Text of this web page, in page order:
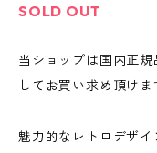
SOLD OUT
当ショップは国内正
してお買い求め頂けま
魅力的なレトロデザ